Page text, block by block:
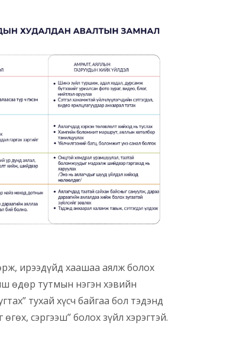
ирээдүйд хаашаа аялж болох
өдөр тутмын нэгэн хэвийн
тухай хүсч байгаа бол тэдэнд
сэргээш” болох зүйл хэрэгтэй.